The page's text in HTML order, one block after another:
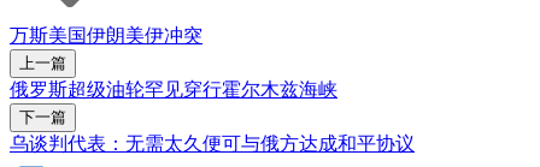
万斯美国伊朗美伊冲突
上一篇
俄罗斯超级油轮罕见穿行霍尔木兹海峡
下一篇
乌谈判代表：无需太久便可与俄方达成和平协议